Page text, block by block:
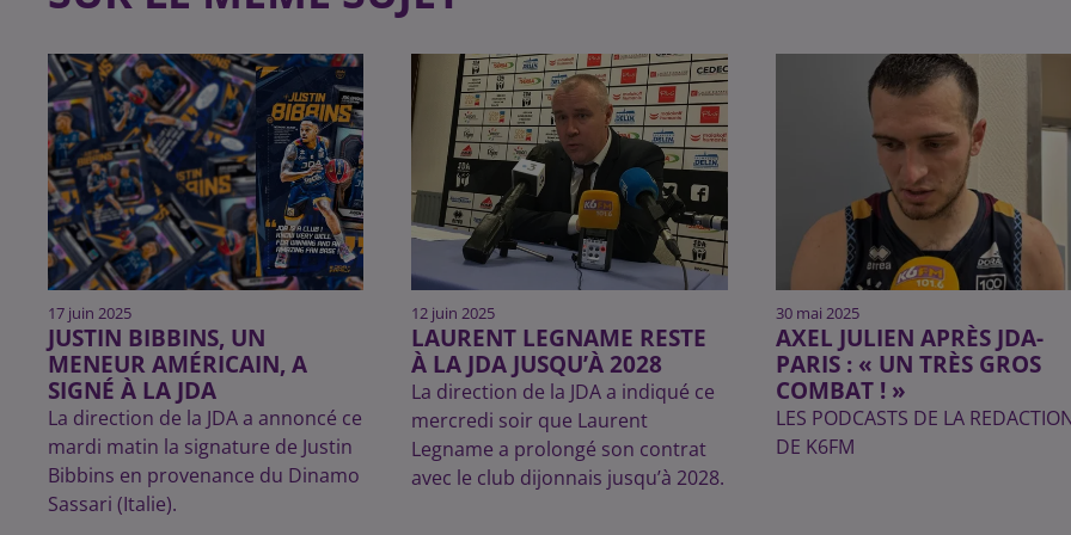
17 juin 2025
JUSTIN BIBBINS, UN
MENEUR AMÉRICAIN, A
SIGNÉ À LA JDA
La direction de la JDA a annoncé ce
mardi matin la signature de Justin
Bibbins en provenance du Dinamo
Sassari (Italie).
12 juin 2025
LAURENT LEGNAME RESTE
À LA JDA JUSQU’À 2028
La direction de la JDA a indiqué ce
mercredi soir que Laurent
Legname a prolongé son contrat
avec le club dijonnais jusqu’à 2028.
30 mai 2025
AXEL JULIEN APRÈS JDA-
PARIS : « UN TRÈS GROS
COMBAT ! »
LES PODCASTS DE LA
DE K6FM